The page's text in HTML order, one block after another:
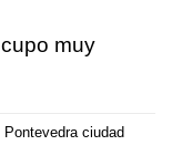
muy
Pontevedra ciudad